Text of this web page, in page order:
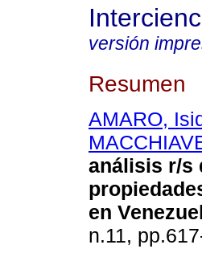
versión
Resumen
AMARO,
análisis r/s
en
n.11,